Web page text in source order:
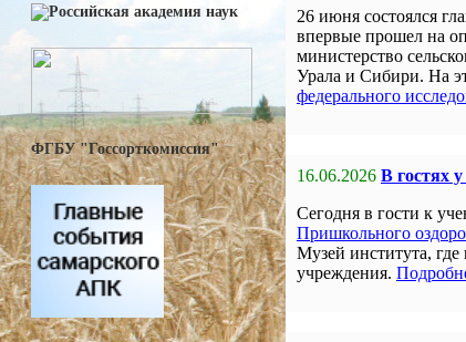
ФГБУ "Госсорткомиссия"
26 июня состоялся
впервые прошел на
министерство
Урала и Сибири. На
федерального
16.06.2026 В гостях
Сегодня в гости к
Пришкольного
Музей института, где
учреждения.